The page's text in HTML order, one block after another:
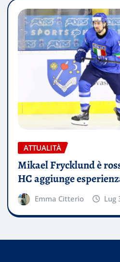
ATTUALITÀ
Mikael Frycklund è
HC aggiunge
Emma Citterio Lug